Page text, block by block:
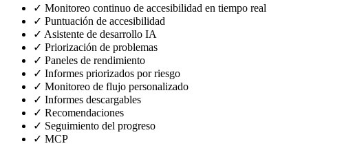
✓ Monitoreo continuo de accesibilidad en tiempo real
✓ Puntuación de accesibilidad
✓ Asistente de desarrollo IA
✓ Priorización de problemas
✓ Paneles de rendimiento
✓ Informes priorizados por riesgo
✓ Monitoreo de flujo personalizado
✓ Informes descargables
✓ Recomendaciones
✓ Seguimiento del progreso
✓ MCP